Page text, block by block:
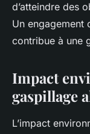
d’atteindre des
Un engagement
contribue à une
Impact
gaspillage
L’impact